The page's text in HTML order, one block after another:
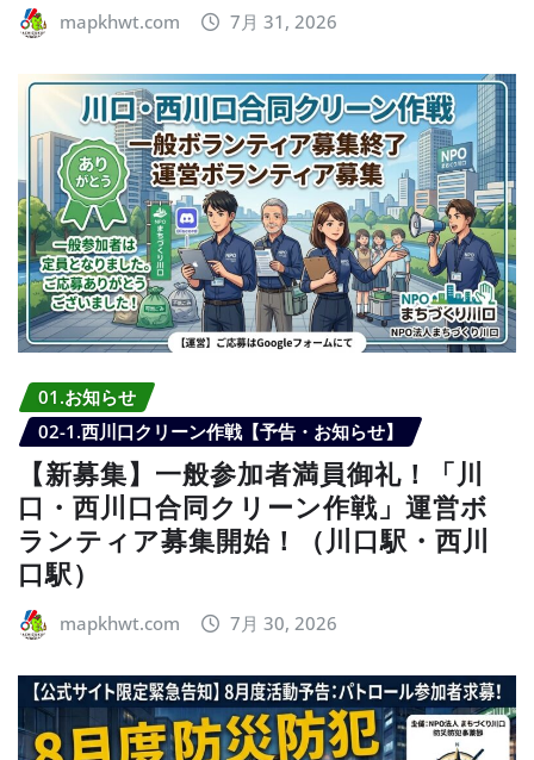
mapkhwt.com 7月 31, 2026
01.お知らせ
02-1.西川口クリーン作戦【予告・お知らせ】
【新募集】一般参加者満員御礼！「川
口・西川口合同クリーン作戦」運営ボ
ランティア募集開始！（川口駅・西川
口駅）
mapkhwt.com 7月 30, 2026